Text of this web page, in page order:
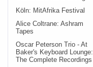
Köln: MitAfrika Festival
Alice Coltrane: Ashram
Tapes
Oscar Peterson Trio - At
Baker's Keyboard Lounge:
The Complete Recordings